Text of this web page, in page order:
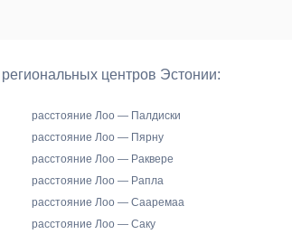
центров Эстонии:
расстояние Лоо — Палдиски
расстояние Лоо — Пярну
расстояние Лоо — Раквере
расстояние Лоо — Рапла
расстояние Лоо — Сааремаа
расстояние Лоо — Саку